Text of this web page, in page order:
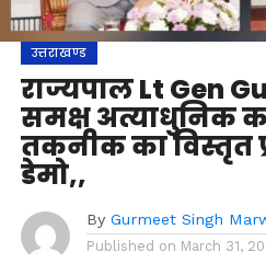
उत्तराखण्ड
राज्यपाल Lt Gen
समक्ष अत्याधुनिक
तकनीक का विस्तृत
डेमो,,
By Gurmeet Singh
Published on March 31,